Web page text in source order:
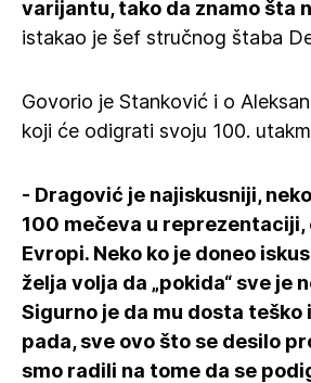
varijantu, tako da znamo šta
istakao je šef stručnog štaba
Govorio je Stanković i o
koji će odigrati svoju 100.
- Dragović je najiskusniji,
100 mečeva u reprezentaciji,
Evropi. Neko ko je doneo
želja volja da „pokida“ sve je
Sigurno je da mu dosta teško
pada, sve ovo što se desilo
smo radili na tome da se